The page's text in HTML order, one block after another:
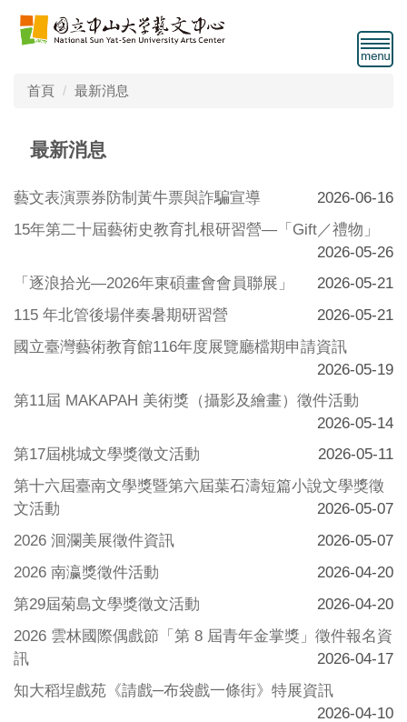
跳
到
首頁 最新消息
最新消息
藝文表演票券防制黃牛票與詐騙宣導 2026-06-16
15年第二十屆藝術史教育扎根研習營—「Gift／禮物」
2026-05-26
「逐浪拾光—2026年東碩畫會會員聯展」 2026-05-21
115 年北管後場伴奏暑期研習營 2026-05-21
國立臺灣藝術教育館116年度展覽廳檔期申請資訊
2026-05-19
第11屆 MAKAPAH 美術獎（攝影及繪畫）徵件活動
2026-05-14
第17屆桃城文學獎徵文活動 2026-05-11
第十六屆臺南文學獎暨第六屆葉石濤短篇小說文學獎徵
文活動
2026-05-07
2026 洄瀾美展徵件資訊 2026-05-07
2026 南瀛獎徵件活動 2026-04-20
第29屆菊島文學獎徵文活動 2026-04-20
2026 雲林國際偶戲節「第 8 屆青年金掌獎」徵件報名資
訊
2026-04-17
知大稻埕戲苑《請戲─布袋戲一條街》特展資訊
2026-04-10